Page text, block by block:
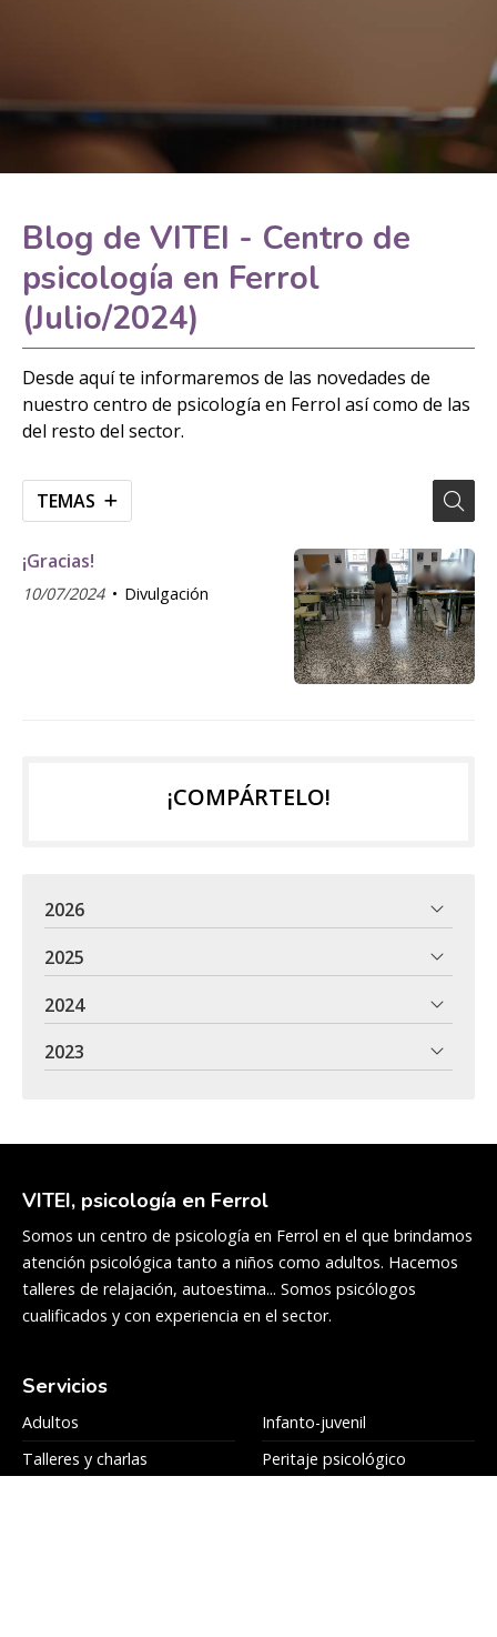
Blog de VITEI - Centro de
psicología en Ferrol
(Julio/2024)
Desde aquí te informaremos de las novedades de
nuestro centro de psicología en Ferrol así como de las
del resto del sector.
TEMAS
¡Gracias!
10/07/2024 Divulgación
¡COMPÁRTELO!
2026
2025
2024
2023
VITEI, psicología en Ferrol
Somos un centro de psicología en Ferrol en el que brindamos
atención psicológica tanto a niños como adultos. Hacemos
talleres de relajación, autoestima... Somos psicólogos
cualificados y con experiencia en el sector.
Servicios
Adultos
Infanto-juvenil
Talleres y charlas
Peritaje psicológico